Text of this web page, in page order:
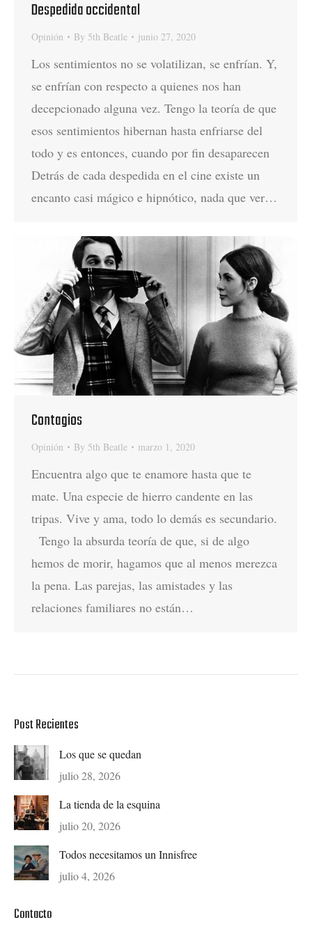
Despedida occidental
Opinión By 5th Beatle junio 27, 2020
Los sentimientos no se volatilizan, se enfrían. Y,
se enfrían con respecto a quienes nos han
decepcionado alguna vez. Tengo la teoría de que
esos sentimientos hibernan hasta enfriarse del
todo y es entonces, cuando por fin desaparecen
Detrás de cada despedida en el cine existe un
encanto casi mágico e hipnótico, nada que ver…
Contagios
Opinión By 5th Beatle marzo 1, 2020
Encuentra algo que te enamore hasta que te
mate. Una especie de hierro candente en las
tripas. Vive y ama, todo lo demás es secundario.
Tengo la absurda teoría de que, si de algo
hemos de morir, hagamos que al menos merezca
la pena. Las parejas, las amistades y las
relaciones familiares no están…
Post Recientes
Los que se quedan
julio 28, 2026
La tienda de la esquina
julio 20, 2026
Todos necesitamos un Innisfree
julio 4, 2026
Contacto